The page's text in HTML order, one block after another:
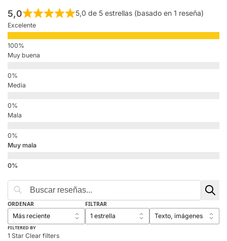
5,0 5,0 de 5 estrellas (basado en 1 reseña)
Excelente
Muy buena
Media
Mala
Muy mala
ORDENAR FILTRAR
FILTERED BY
1 Star Clear filters